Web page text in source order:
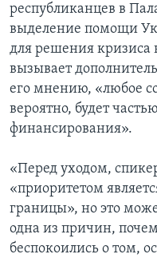
республиканцев в
выделение помощи
для решения
вызывает
его мнению, «любое
вероятно, будет
финансирования».
«Перед уходом,
«приоритетом
границы», но это
одна из причин,
беспокоились о том,